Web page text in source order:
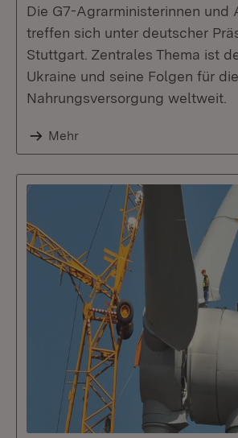
Die G7-Agrarministerinnen und
treffen sich unter deutscher
Stuttgart. Zentrales Thema ist
Ukraine und seine Folgen für die
Nahrungsversorgung weltweit.
Mehr